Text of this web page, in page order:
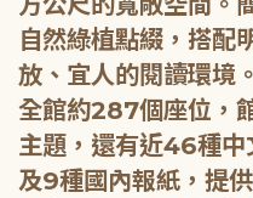
自然綠植點綴，搭配
放、宜人的閱讀環境。
全館約287個座位，
主題，還有近46種
及9種國內報紙，提